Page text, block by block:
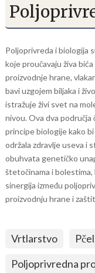
Poljoprivreda i biologija
koje proučavaju živa
proizvodnje hrane,
bavi uzgojem biljaka i
istražuje živi svet na
nivou. Ova dva
principe biologije kako
održala zdravlje useva i
obuhvata genetičko
štetočinama i
sinergija između
proizvodnju hrane i
Vrtlarstvo
Poljoprivredna